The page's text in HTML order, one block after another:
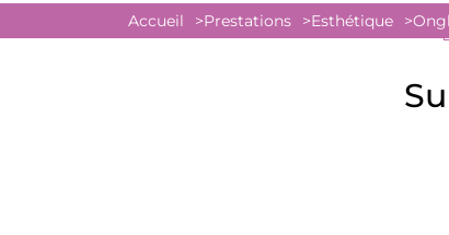
Accueil Prestations Esthétique